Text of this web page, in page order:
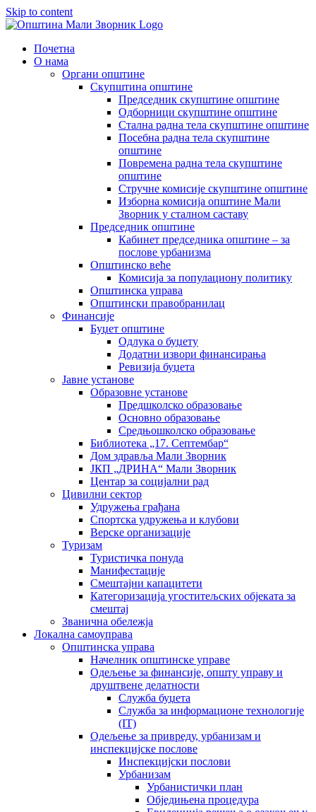
Skip to content
Почетна
О нама
Органи општине
Скупштина општине
Председник скупштине општине
Одборници скупштине општине
Стална радна тела скупштине општине
Посебна радна тела скупштине
општине
Повремена радна тела скупштине
општине
Стручне комисије скупштине општине
Изборна комисија општине Мали
Зворник у сталном саставу
Председник општине
Кабинет председника општине – за
послове урбанизма
Општинско веће
Комисија за популациону политику
Општинска управа
Општински правобранилац
Финансије
Буџет општине
Одлука о буџету
Додатни извори финансирања
Ревизија буџета
Јавне установе
Образовне установе
Предшколско образовање
Основно образовање
Средњошколско образовање
Библиотека „17. Септембар“
Дом здравља Мали Зворник
ЈКП „ДРИНА“ Мали Зворник
Центар за социјални рад
Цивилни сектор
Удружења грађана
Спортска удружења и клубови
Верске организације
Туризам
Туристичка понуда
Манифестације
Смештајни капацитети
Категоризација угоститељских објеката за
смештај
Званична обележја
Локална самоуправа
Општинска управа
Начелник општинске управе
Одељење за финансије, општу управу и
друштвене делатности
Служба буџета
Служба за информационе технологије
(IT)
Одељење за привреду, урбанизам и
инспекцијске послове
Инспекцијски послови
Урбанизам
Урбанистички план
Обједињена процедура